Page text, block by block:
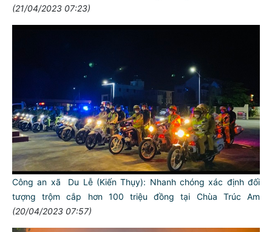
(21/04/2023 07:23)
Công an xã Du Lễ (Kiến Thụy): Nhanh chóng xác định đối
tượng trộm cắp hơn 100 triệu đồng tại Chùa Trúc Am
(20/04/2023 07:57)